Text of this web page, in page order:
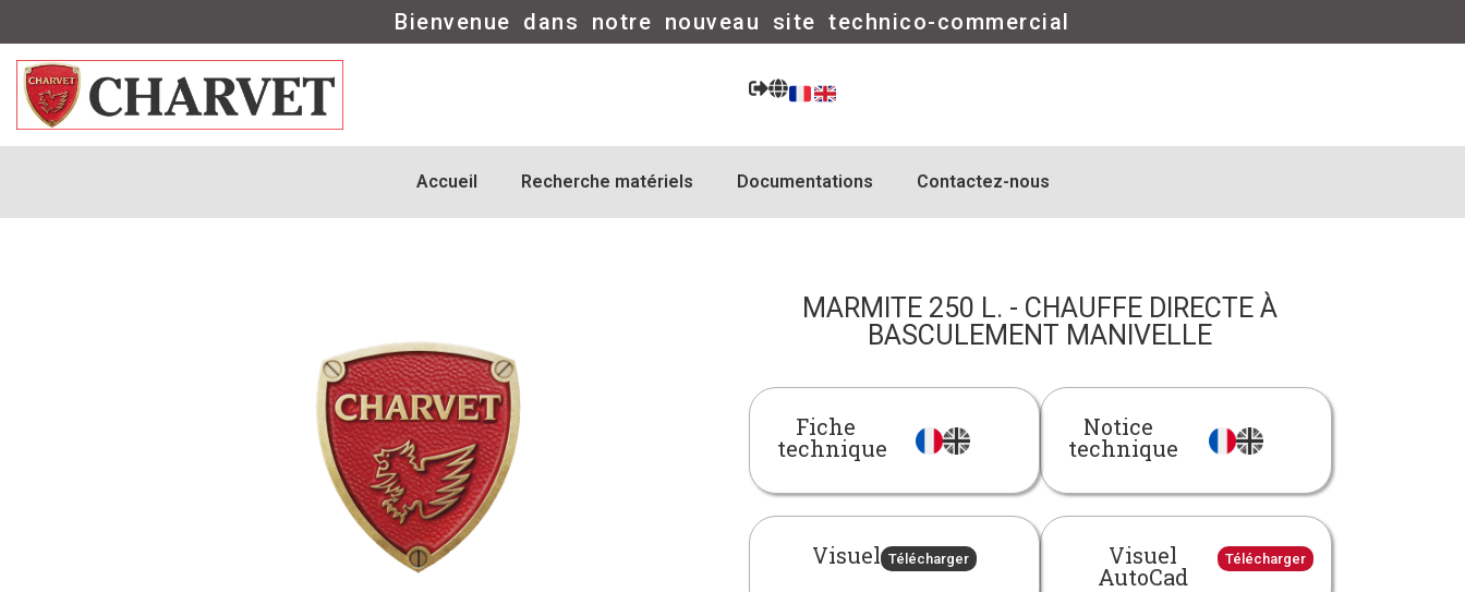
Bienvenue dans notre nouveau site technico-commercial
Accueil Recherche matériels Documentations Contactez-nous
MARMITE 250 L. - CHAUFFE DIRECTE À
BASCULEMENT MANIVELLE
Fiche
technique
Notice
technique
Visuel Télécharger Visuel
AutoCad
Télécharger